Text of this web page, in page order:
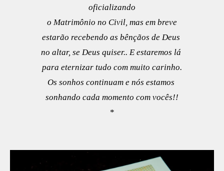
oficializando
o Matrimônio no Civil, mas em breve
estarão recebendo as bênçãos de Deus
no altar, se Deus quiser.. E estaremos lá
para eternizar tudo com muito carinho.
Os sonhos continuam e nós estamos
sonhando cada momento com vocês!!
*